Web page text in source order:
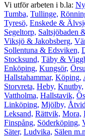
Vi utför arbeten i b.la:
Tumba, Tullinge,
Tyresö, Enskede &
Segeltorp, Saltsjöbaden
Viksjö & Jakobsberg,
Sollentuna & Edsviken,
Stocksund, Täby &
Enköping, Kungsör,
Hallstahammar, Köping,
Storvreta, Heby, Knutby,
Vattholma, Hallstavik,
Linköping, Mjölby,
Leksand, Rättvik, Mora,
Finspång, Söderköping,
Säter, Ludvika, Sälen